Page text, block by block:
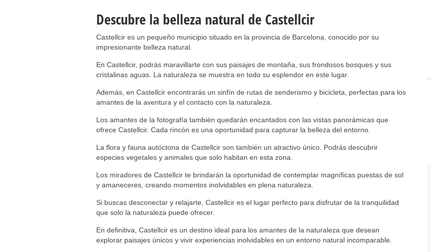
Descubre la belleza natural de Castellcir
Castellcir es un pequeño municipio situado en la provincia de Barcelona, conocido por su
impresionante belleza natural.
En Castellcir, podrás maravillarte con sus paisajes de montaña, sus frondosos bosques y sus
cristalinas aguas. La naturaleza se muestra en todo su esplendor en este lugar.
Además, en Castellcir encontrarás un sinfín de rutas de senderismo y bicicleta, perfectas para los
amantes de la aventura y el contacto con la naturaleza.
Los amantes de la fotografía también quedarán encantados con las vistas panorámicas que
ofrece Castellcir. Cada rincón es una oportunidad para capturar la belleza del entorno.
La flora y fauna autóctona de Castellcir son también un atractivo único. Podrás descubrir
especies vegetales y animales que solo habitan en esta zona.
Los miradores de Castellcir te brindarán la oportunidad de contemplar magníficas puestas de sol
y amaneceres, creando momentos inolvidables en plena naturaleza.
Si buscas desconectar y relajarte, Castellcir es el lugar perfecto para disfrutar de la tranquilidad
que solo la naturaleza puede ofrecer.
En definitiva, Castellcir es un destino ideal para los amantes de la naturaleza que desean
explorar paisajes únicos y vivir experiencias inolvidables en un entorno natural incomparable.